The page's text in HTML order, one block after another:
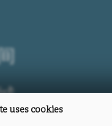
uses cookies